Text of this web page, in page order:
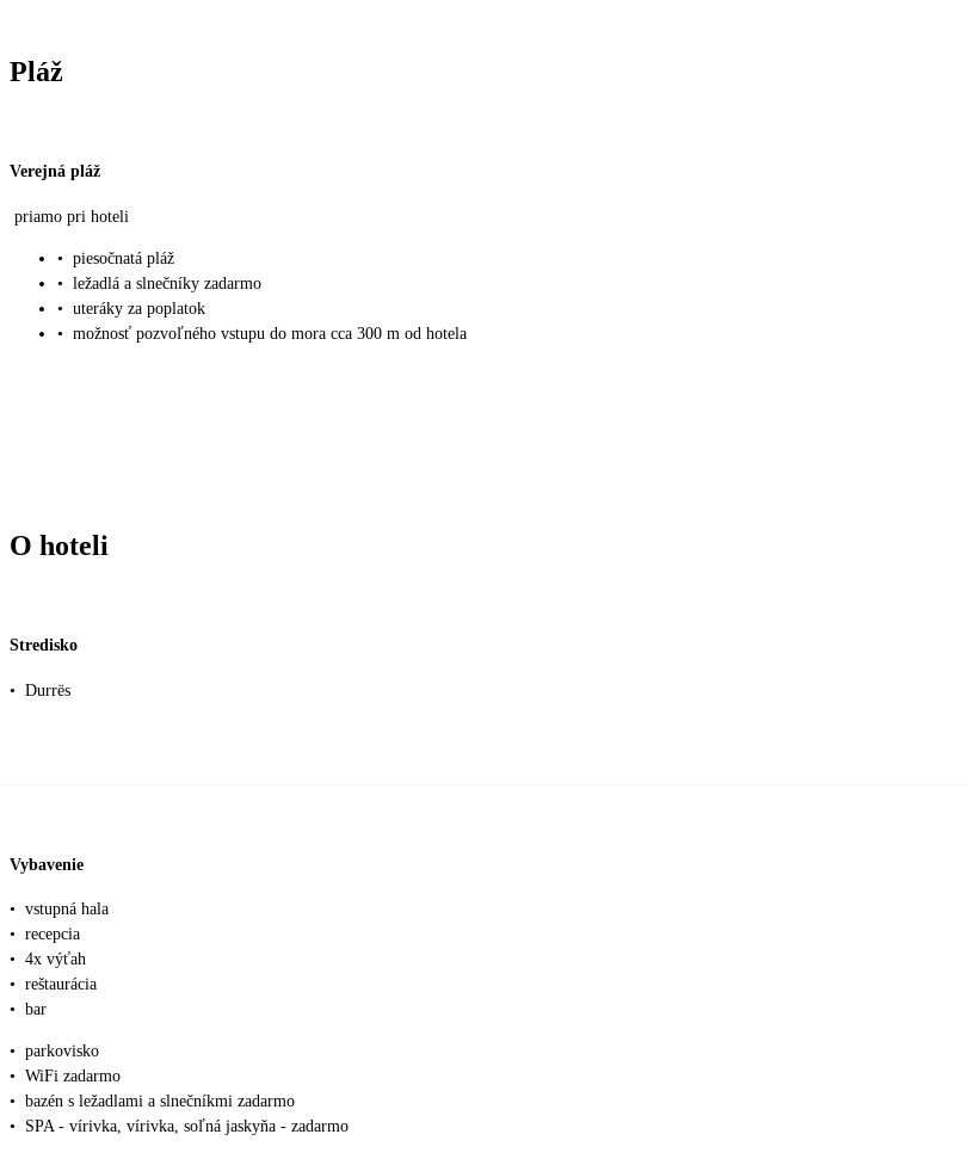
Pláž
Verejná pláž
priamo pri hoteli
• piesočnatá pláž
• ležadlá a slnečníky zadarmo
• uteráky za poplatok
• možnosť pozvoľného vstupu do mora cca 300 m od hotela
O hoteli
Stredisko
• Durrës
Vybavenie
• vstupná hala
• recepcia
• 4x výťah
• reštaurácia
• bar
• parkovisko
• WiFi zadarmo
• bazén s ležadlami a slnečníkmi zadarmo
•
SPA - vírivka, vírivka, soľná jaskyňa - zadarmo